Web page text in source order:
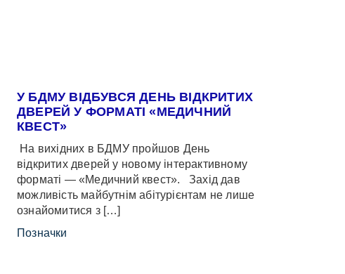
У БДМУ ВІДБУВСЯ ДЕНЬ ВІДКРИТИХ
ДВЕРЕЙ У ФОРМАТІ «МЕДИЧНИЙ
КВЕСТ»
На вихідних в БДМУ пройшов День
відкритих дверей у новому інтерактивному
форматі — «Медичний квест». Захід дав
можливість майбутнім абітурієнтам не лише
ознайомитися з […]
Позначки